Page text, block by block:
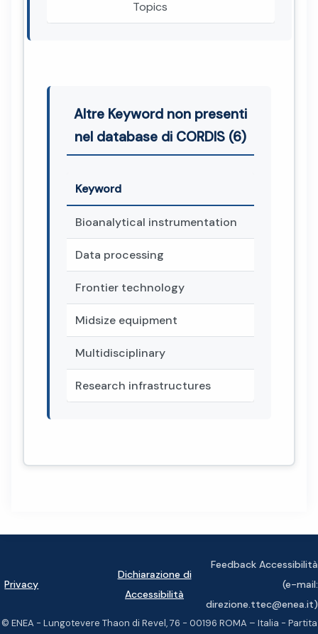
Topics
Altre Keyword non presenti
nel database di CORDIS (6)
Keyword
Bioanalytical instrumentation
Data processing
Frontier technology
Midsize equipment
Multidisciplinary
Research infrastructures
Privacy
Dichiarazione di
Accessibilità
Feedback Accessibilità
(e-mail:
direzione.ttec@enea.it)
© ENEA - Lungotevere Thaon di Revel, 76 - 00196 ROMA – Italia - Partita